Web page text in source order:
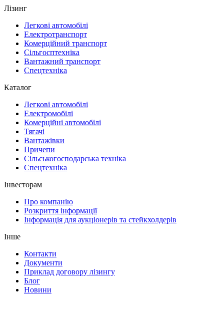
Лізинг
Легкові автомобілі
Електротранспорт
Комерційний транспорт
Сільгосптехніка
Вантажний транспорт
Спецтехніка
Каталог
Легкові автомобілі
Електромобілі
Комерційні автомобілі
Тягачі
Вантажівки
Причепи
Сільськогосподарська техніка
Спецтехніка
Інвесторам
Про компанію
Розкриття інформації
Інформація для аукціонерів та стейкхолдерів
Інше
Контакти
Документи
Приклад договору лізингу
Блог
Новини